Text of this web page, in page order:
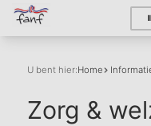
U bent hier:Home
Zorg &